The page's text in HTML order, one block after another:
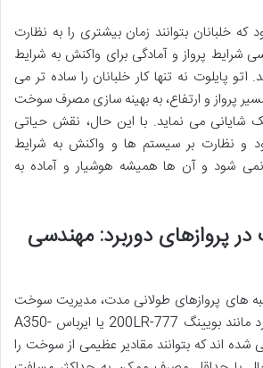
خلبانان بتوانند زمان بیشتری را به نظارت
شرایط پرواز و آمادگی برای واکنش به شرایط
پایلوت نه تنها کار خلبانان را ساده تر می
پرواز و ارتفاع، به بهینه سازی مصرف سوخت
شایانی می نماید. با این حال، نقش حیاتی
و نظارت بر سیستم ها و واکنش به شرایط
شود و آن ها همیشه هوشیار و آماده به
پروازهای دوربرد: مهندسی
های پروازهای طولانی مدت، مدیریت سوخت
است. هواپیماهای دوربرد مانند بویینگ 777-200LR یا ایرباس A350-
شده اند که بتوانند مقادیر عظیمی از سوخت را